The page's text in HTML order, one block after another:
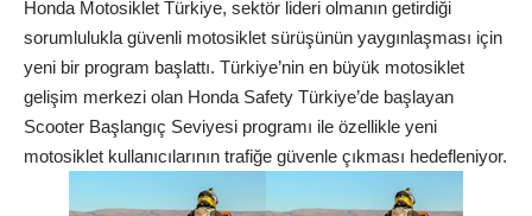
Honda Motosiklet Türkiye, sektör lideri olmanın getirdiği
sorumlulukla güvenli motosiklet sürüşünün yaygınlaşması için
yeni bir program başlattı. Türkiye’nin en büyük motosiklet
gelişim merkezi olan Honda Safety Türkiye’de başlayan
Scooter Başlangıç Seviyesi programı ile özellikle yeni
motosiklet kullanıcılarının trafiğe güvenle çıkması hedefleniyor.